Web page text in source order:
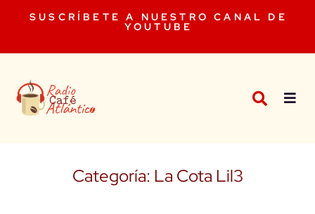
SUSCRÍBETE A NUESTRO CANAL DE
YOUTUBE
Categoría: La Cota Lil3